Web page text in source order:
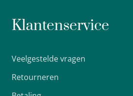
Klantenservice
Veelgestelde vragen
Retourneren